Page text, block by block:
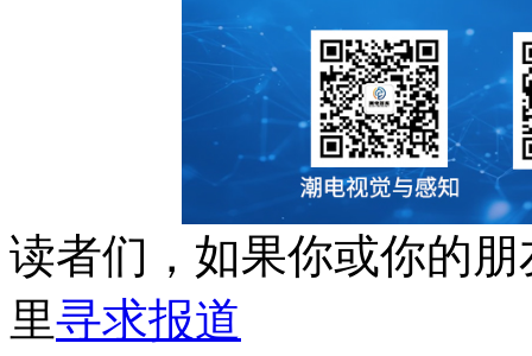
读者们，如果你或你的
里寻求报道